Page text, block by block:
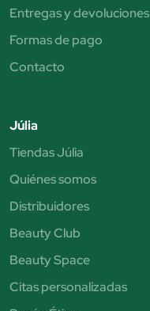
Entregas y devoluciones
Formas de pago
Contacto
Júlia
Tiendas Júlia
Quiénes somos
Distribuidores
Beauty Club
Beauty Space
Citas personalizadas